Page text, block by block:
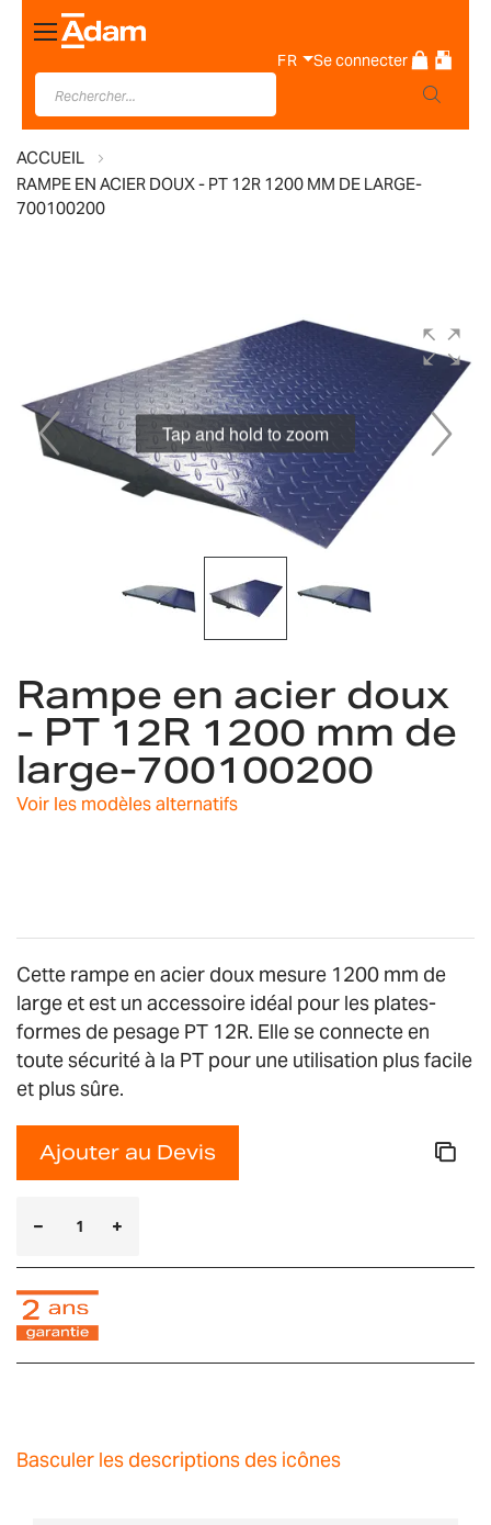
Basculer
la
navigation
FR Se connecter
ACCUEIL
RAMPE EN ACIER DOUX - PT 12R 1200 MM DE LARGE-
700100200
end
the
images
Tap and hold to zoom
to
the
beginning
the
images
Rampe en acier doux
- PT 12R 1200 mm de
large-700100200
Voir les modèles alternatifs
Cette rampe en acier doux mesure 1200 mm de
large et est un accessoire idéal pour les plates-
formes de pesage PT 12R. Elle se connecte en
toute sécurité à la PT pour une utilisation plus facile
et plus sûre.
Ajouter au Devis
Basculer les descriptions des icônes